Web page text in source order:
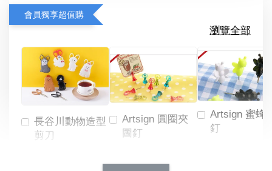
會員獨享超值購
瀏覽全部
長谷川動物造型
剪刀
Artsign 圓圈夾
圖釘
Artsign 蜜蜂
釘